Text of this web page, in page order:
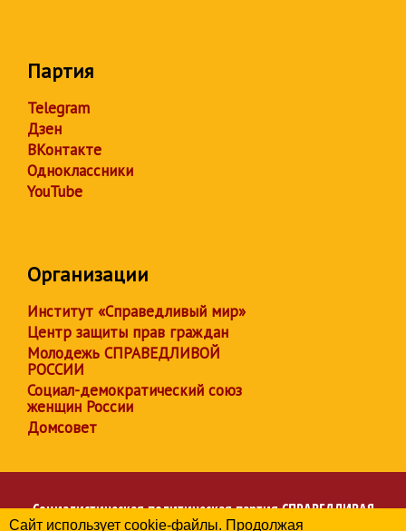
Партия
Telegram
Дзен
ВКонтакте
Одноклассники
YouTube
Организации
Институт «Справедливый мир»
Центр защиты прав граждан
Молодежь СПРАВЕДЛИВОЙ
РОССИИ
Социал-демократический союз
женщин России
Домсовет
Социалистическая политическая партияСПРАВЕДЛИВАЯ
Сайт использует cookie-файлы. Продолжая